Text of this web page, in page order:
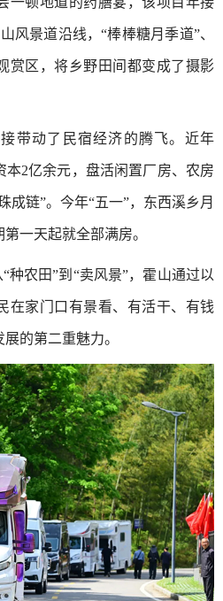
风景道沿线，“棒棒糖月季道”、
赏区，将乡野田间都变成了摄影
带动了民宿经济的腾飞。近年
本2亿余元，盘活闲置厂房、农房
成链”。今年“五一”，东西溪乡月
一天起就全部满房。
种农田”到“卖风景”，霍山通过以
在家门口有景看、有活干、有钱
的第二重魅力。